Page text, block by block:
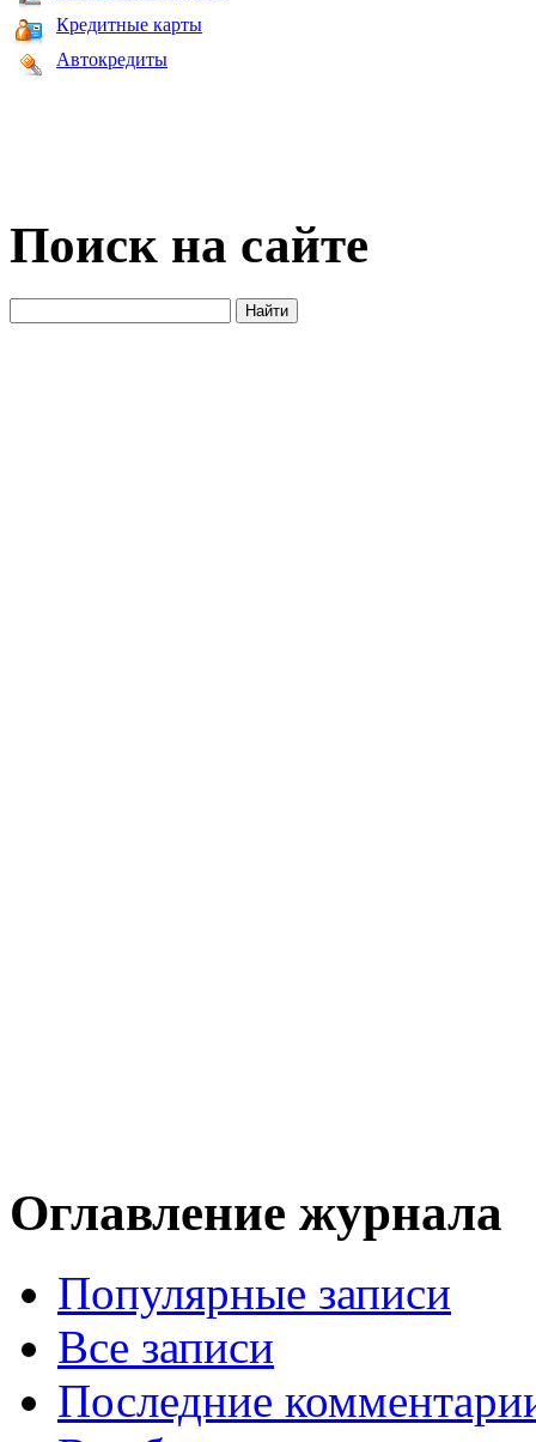
Кредитные карты
Автокредиты
Поиск на сайте
Оглавление журнала
Популярные записи
Все записи
Последние